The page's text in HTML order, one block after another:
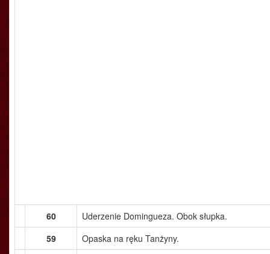
60
Uderzenie Domingueza. Obok słupka.
59
Opaska na ręku Tanżyny.